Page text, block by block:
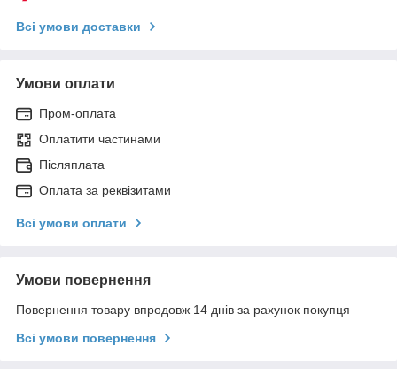
Всі умови доставки
Умови оплати
Пром-оплата
Оплатити частинами
Післяплата
Оплата за реквізитами
Всі умови оплати
Умови повернення
Повернення товару впродовж 14 днів за рахунок покупця
Всі умови повернення